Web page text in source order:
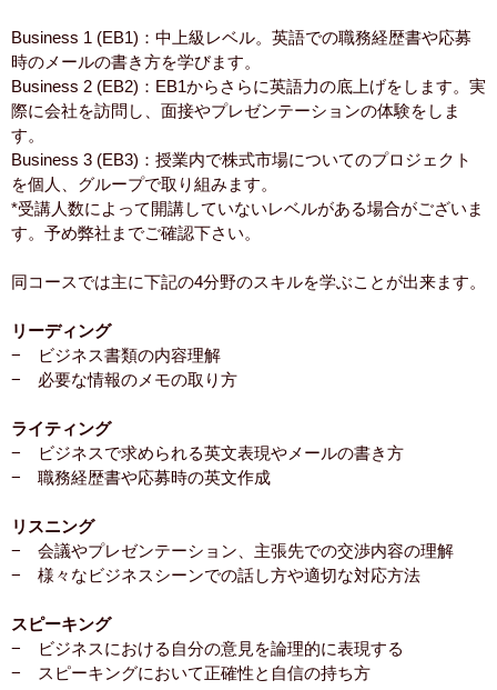
Business 1 (EB1)：中上級レベル。英語での職務経歴書や応募
時のメールの書き方を学びます。
Business 2 (EB2)：EB1からさらに英語力の底上げをします。実
際に会社を訪問し、面接やプレゼンテーションの体験をしま
す。
Business 3 (EB3)：授業内で株式市場についてのプロジェクト
を個人、グループで取り組みます。
*受講人数によって開講していないレベルがある場合がございま
す。予め弊社までご確認下さい。
同コースでは主に下記の4分野のスキルを学ぶことが出来ます。
リーディング
− ビジネス書類の内容理解
− 必要な情報のメモの取り方
ライティング
− ビジネスで求められる英文表現やメールの書き方
− 職務経歴書や応募時の英文作成
リスニング
− 会議やプレゼンテーション、主張先での交渉内容の理解
− 様々なビジネスシーンでの話し方や適切な対応方法
スピーキング
− ビジネスにおける自分の意見を論理的に表現する
− スピーキングにおいて正確性と自信の持ち方